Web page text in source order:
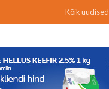
Kõik uudised